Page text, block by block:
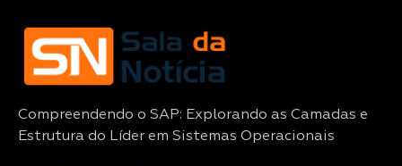
Compreendendo o SAP: Explorando as Camadas e
Estrutura do Líder em Sistemas Operacionais